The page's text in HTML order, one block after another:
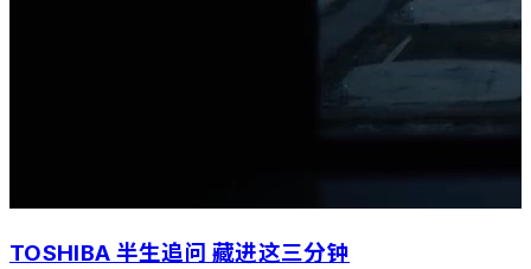
TOSHIBA 半生追问 藏进这三分钟